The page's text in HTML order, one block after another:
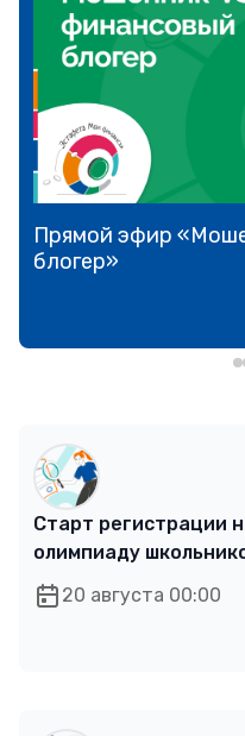
Прямой эфир
блогер»
Старт регистрации
олимпиаду
20 августа 00:00